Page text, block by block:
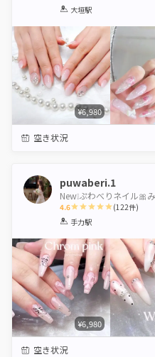
1 2 3 4
大垣駅
¥6,980
空き状況
puwaberi.1
New❕ぷわべりネイル
4.6
1 2 3
(122件)
手力駅
¥6,980
空き状況